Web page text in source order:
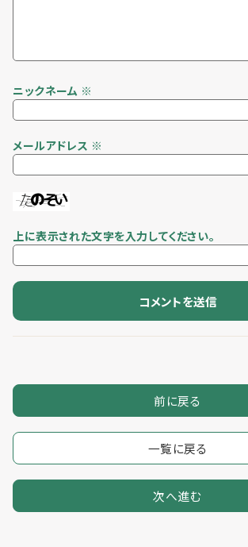
ニックネーム ※
メールアドレス ※
上に表示された文字を入力してください。
前に戻る
一覧に戻る
次へ進む